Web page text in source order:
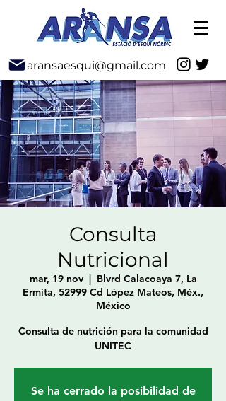
aransaesqui@gmail.com
Consulta
Nutricional
mar, 19 nov
  |
Blvrd Calacoaya 7, La
Ermita, 52999 Cd López Mateos, Méx.,
México
Consulta de nutrición para la comunidad
UNITEC
Se ha cerrado la posibilidad de